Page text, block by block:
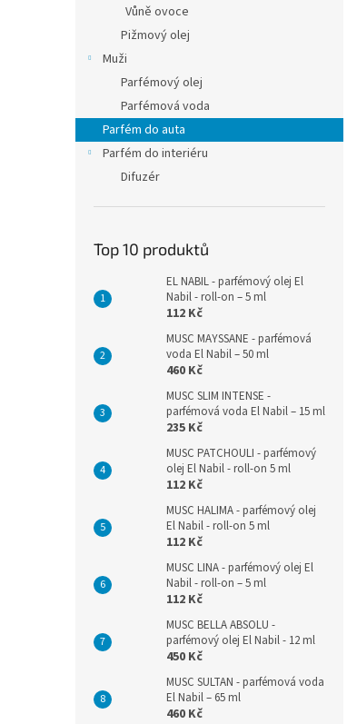
Vůně ovoce
Pižmový olej
Muži
Parfémový olej
Parfémová voda
Parfém do auta
Parfém do interiéru
Difuzér
Top 10 produktů
EL NABIL - parfémový olej El
Nabil - roll-on – 5 ml
112 Kč
MUSC MAYSSANE - parfémová
voda El Nabil – 50 ml
460 Kč
MUSC SLIM INTENSE -
parfémová voda El Nabil – 15 ml
235 Kč
MUSC PATCHOULI - parfémový
olej El Nabil - roll-on 5 ml
112 Kč
MUSC HALIMA - parfémový olej
El Nabil - roll-on 5 ml
112 Kč
MUSC LINA - parfémový olej El
Nabil - roll-on – 5 ml
112 Kč
MUSC BELLA ABSOLU -
parfémový olej El Nabil - 12 ml
450 Kč
MUSC SULTAN - parfémová voda
El Nabil – 65 ml
460 Kč